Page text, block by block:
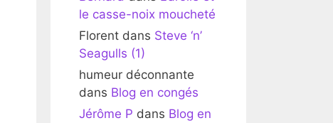
le casse-noix moucheté
Florent dans Steve ‘n’
Seagulls (1)
humeur déconnante
dans Blog en congés
Jérôme P dans Blog en